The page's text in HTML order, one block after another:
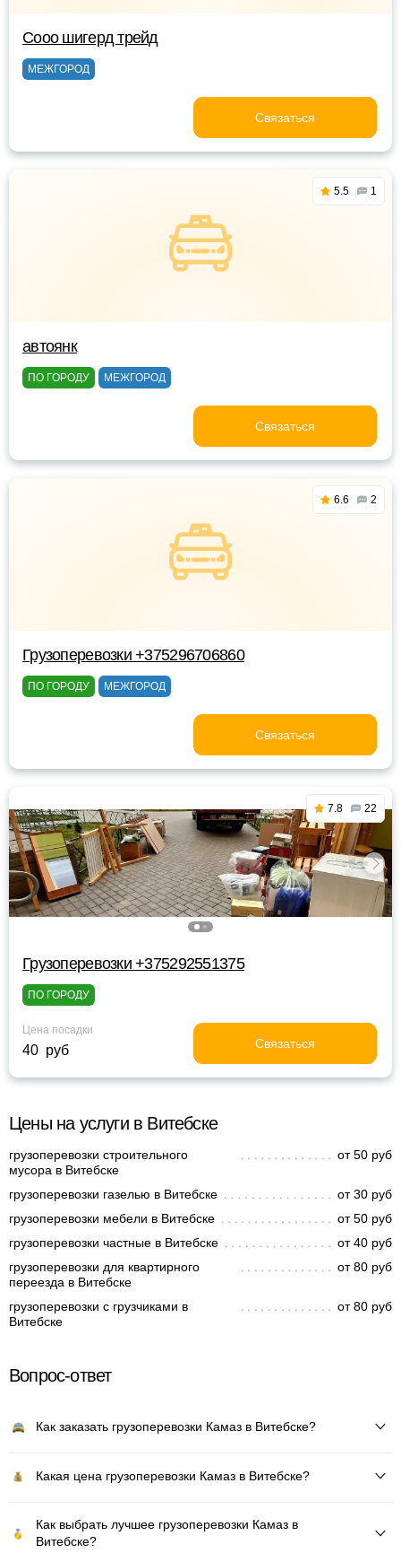
Сооо шигерд трейд
МЕЖГОРОД
Связаться
5.5 1
автоянк
ПО ГОРОДУ МЕЖГОРОД
Связаться
6.6 2
Грузоперевозки +375296706860
ПО ГОРОДУ МЕЖГОРОД
Связаться
7.8 22
Грузоперевозки +375292551375
ПО ГОРОДУ
Цена посадки
40 руб Связаться
Цены на услуги в Витебске
грузоперевозки строительного
мусора в Витебске
от 50 руб
грузоперевозки газелью в Витебске
от 30 руб
грузоперевозки мебели в Витебске
от 50 руб
грузоперевозки частные в Витебске
от 40 руб
грузоперевозки для квартирного
переезда в Витебске
от 80 руб
грузоперевозки с грузчиками в
Витебске
от 80 руб
Вопрос-ответ
Как заказать грузоперевозки Камаз в Витебске?
Какая цена грузоперевозки Камаз в Витебске?
Как выбрать лучшее грузоперевозки Камаз в
Витебске?